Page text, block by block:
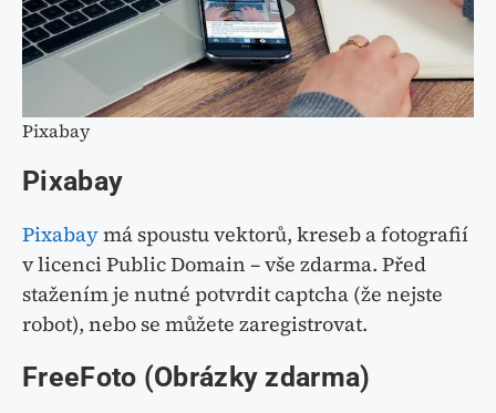
Pixabay
Pixabay
Pixabaymá spoustu vektorů, kreseb a fotografií
v licenci Public Domain – vše zdarma. Před
stažením je nutné potvrdit captcha (že nejste
robot), nebo se můžete zaregistrovat.
FreeFoto (Obrázky zdarma)